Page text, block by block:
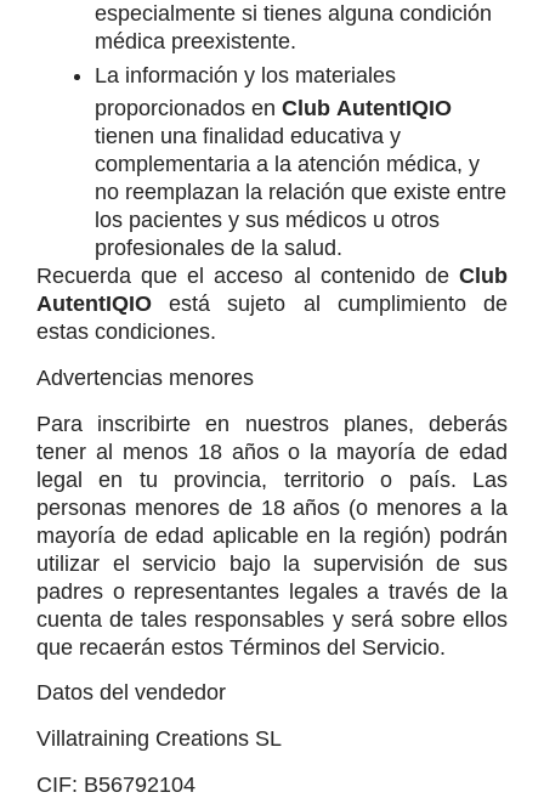
especialmente si tienes alguna condición
médica preexistente.
La información y los materiales
proporcionados en Club AutentIQIO
tienen una finalidad educativa y
complementaria a la atención médica, y
no reemplazan la relación que existe entre
los pacientes y sus médicos u otros
profesionales de la salud.
Recuerda que el acceso al contenido de Club
AutentIQIO está sujeto al cumplimiento de
estas condiciones.
Advertencias menores
Para inscribirte en nuestros planes, deberás
tener al menos 18 años o la mayoría de edad
legal en tu provincia, territorio o país. Las
personas menores de 18 años (o menores a la
mayoría de edad aplicable en la región) podrán
utilizar el servicio bajo la supervisión de sus
padres o representantes legales a través de la
cuenta de tales responsables y será sobre ellos
que recaerán estos Términos del Servicio.
Datos del vendedor
Villatraining Creations SL
CIF: B56792104